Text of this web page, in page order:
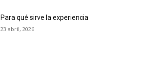
Para qué sirve la experiencia
23 abril, 2026